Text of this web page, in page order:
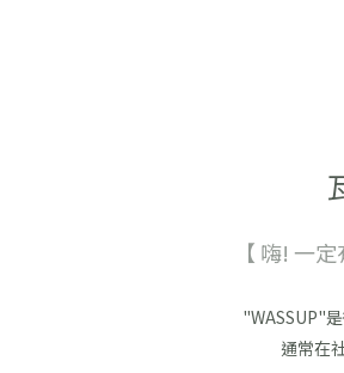
【 嗨! 一
"WASSUP"
通常在